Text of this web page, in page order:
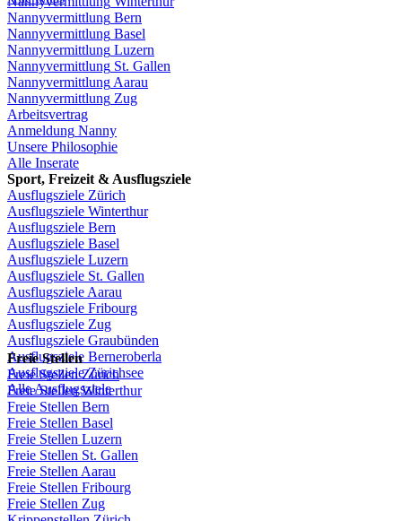
Nannyvermittlung Bern
Nannyvermittlung Basel
Nannyvermittlung Luzern
Nannyvermittlung St. Gallen
Nannyvermittlung Aarau
Nannyvermittlung Zug
Arbeitsvertrag
Anmeldung Nanny
Unsere Philosophie
Alle Inserate
Sport, Freizeit & Ausflugsziele
Ausflugsziele Zürich
Ausflugsziele Winterthur
Ausflugsziele Bern
Ausflugsziele Basel
Ausflugsziele Luzern
Ausflugsziele St. Gallen
Ausflugsziele Aarau
Ausflugsziele Fribourg
Ausflugsziele Zug
Ausflugsziele Graubünden
Ausflugsziele Berneroberla
Ausflugsziele Zürichsee
Alle Ausflugsziele
Freie Stellen
Freie Stellen Zürich
Freie StellenWinterthur
Freie Stellen Bern
Freie Stellen Basel
Freie Stellen Luzern
Freie Stellen St. Gallen
Freie Stellen Aarau
Freie Stellen Fribourg
Freie Stellen Zug